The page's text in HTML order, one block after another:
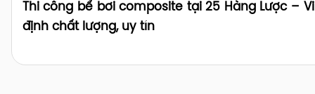
Thi công bể bơi composite tại 25 Hàng Lược –
định chất lượng, uy tín